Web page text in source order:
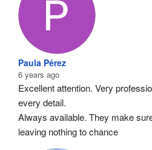
Paula Pérez
6 years ago
Excellent attention. Very
every detail.
Always available. They make
leaving nothing to chance